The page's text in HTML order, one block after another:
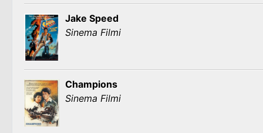
Jake Speed
Sinema Filmi
Champions
Sinema Filmi